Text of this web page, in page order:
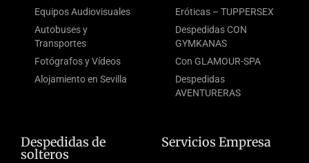
Equipos Audiovisuales
Autobuses y
Transportes
Fotógrafos y Vídeos
Alojamiento en Sevilla
Eróticas – TUPPERSEX
Despedidas CON
GYMKANAS
Con GLAMOUR-SPA
Despedidas
AVENTURERAS
Despedidas de
solteros
Servicios Empresa